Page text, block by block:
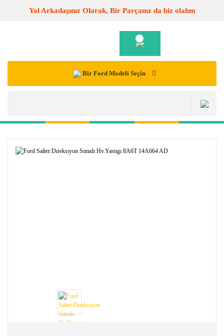
Yol Arkadaşınız Olarak, Bir Parçanız da biz olalım
Bir Ford Modeli Seçin